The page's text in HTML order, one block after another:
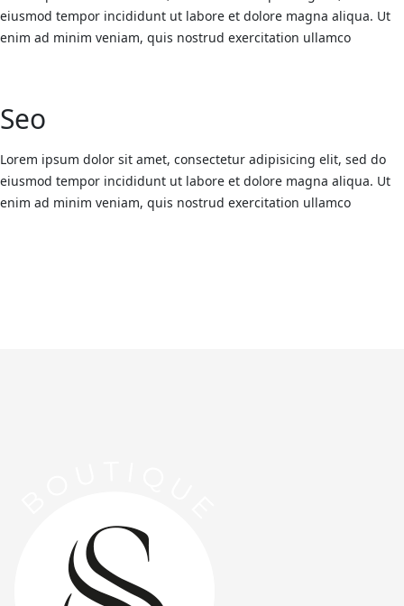
eiusmod tempor incididunt ut labore et dolore magna aliqua. Ut
enim ad minim veniam, quis nostrud exercitation ullamco
Seo
Lorem ipsum dolor sit amet, consectetur adipisicing elit, sed do
eiusmod tempor incididunt ut labore et dolore magna aliqua. Ut
enim ad minim veniam, quis nostrud exercitation ullamco